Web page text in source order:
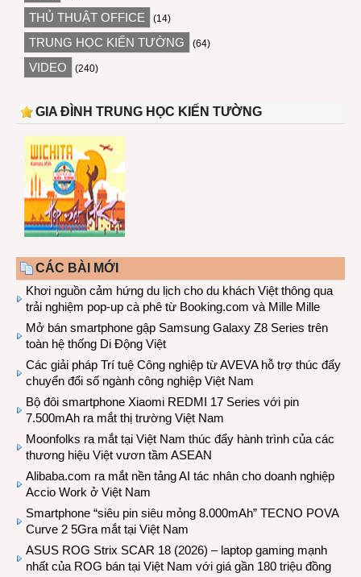
THỦ THUẬT OFFICE (14)
TRUNG HỌC KIẾN TƯỜNG (64)
VIDEO (240)
GIA ĐÌNH TRUNG HỌC KIẾN TƯỜNG
CÁC BÀI MỚI
Khơi nguồn cảm hứng du lịch cho du khách Việt thông qua
trải nghiệm pop-up cà phê từ Booking.com và Mille Mille
Mở bán smartphone gập Samsung Galaxy Z8 Series trên
toàn hệ thống Di Động Việt
Các giải pháp Trí tuệ Công nghiệp từ AVEVA hỗ trợ thúc đẩy
chuyển đổi số ngành công nghiệp Việt Nam
Bộ đôi smartphone Xiaomi REDMI 17 Series với pin
7.500mAh ra mắt thị trường Việt Nam
Moonfolks ra mắt tại Việt Nam thúc đẩy hành trình của các
thương hiệu Việt vươn tầm ASEAN
Alibaba.com ra mắt nền tảng AI tác nhân cho doanh nghiệp
Accio Work ở Việt Nam
Smartphone “siêu pin siêu mỏng 8.000mAh” TECNO POVA
Curve 2 5Gra mắt tại Việt Nam
ASUS ROG Strix SCAR 18 (2026) – laptop gaming mạnh
nhất của ROG bán tại Việt Nam với giá gần 180 triệu đồng